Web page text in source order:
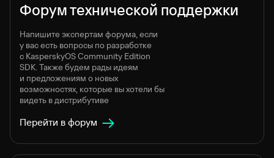
Форум технической поддержки
Напишите экспертам форума, если
у вас есть вопросы по разработке
c KasperskyOS Community Edition
SDK. Также будем рады идеям
и предложениям о новых
возможностях, которые вы хотели бы
видеть в дистрибутиве
Перейти в форум